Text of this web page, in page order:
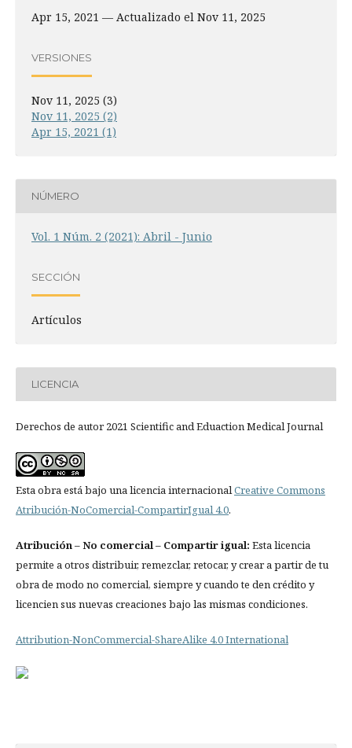
Apr 15, 2021 — Actualizado el Nov 11, 2025
VERSIONES
Nov 11, 2025 (3)
Nov 11, 2025 (2)
Apr 15, 2021 (1)
NÚMERO
Vol. 1 Núm. 2 (2021): Abril - Junio
SECCIÓN
Artículos
LICENCIA
Derechos de autor 2021 Scientific and Eduaction Medical Journal
Esta obra está bajo una licencia internacionalCreative Commons
Atribución-NoComercial-CompartirIgual 4.0.
Atribución– No comercial – Compartir igual: Esta licencia
permite a otros distribuir, remezclar, retocar, y crear a partir de tu
obra de modo no comercial, siempre y cuando te den crédito y
licencien sus nuevas creaciones bajo las mismas condiciones.
Attribution-NonCommercial-ShareAlike 4.0 International